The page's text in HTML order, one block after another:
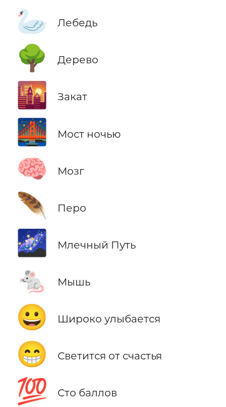
🦢 Лебедь
🌳 Дерево
🌇 Закат
🌉 Мост ночью
🧠 Мозг
🪶 Перо
🌌 Млечный Путь
🐁 Мышь
😀 Широко улыбается
😁 Светится от счастья
💯 Сто баллов